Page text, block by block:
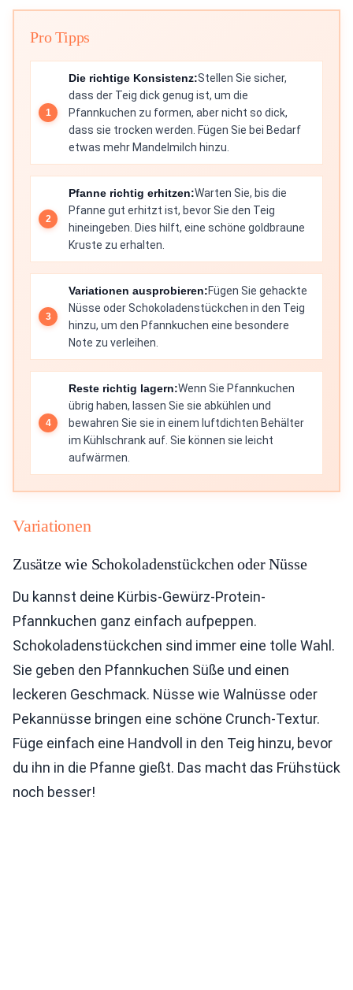
Pro Tipps
Die richtige Konsistenz:Stellen Sie sicher,
dass der Teig dick genug ist, um die
Pfannkuchen zu formen, aber nicht so dick,
dass sie trocken werden. Fügen Sie bei Bedarf
etwas mehr Mandelmilch hinzu.
Pfanne richtig erhitzen:Warten Sie, bis die
Pfanne gut erhitzt ist, bevor Sie den Teig
hineingeben. Dies hilft, eine schöne goldbraune
Kruste zu erhalten.
Variationen ausprobieren:Fügen Sie gehackte
Nüsse oder Schokoladenstückchen in den Teig
hinzu, um den Pfannkuchen eine besondere
Note zu verleihen.
Reste richtig lagern:Wenn Sie Pfannkuchen
übrig haben, lassen Sie sie abkühlen und
bewahren Sie sie in einem luftdichten Behälter
im Kühlschrank auf. Sie können sie leicht
aufwärmen.
Variationen
Zusätze wie Schokoladenstückchen oder Nüsse
Du kannst deine Kürbis-Gewürz-Protein-
Pfannkuchen ganz einfach aufpeppen.
Schokoladenstückchen sind immer eine tolle Wahl.
Sie geben den Pfannkuchen Süße und einen
leckeren Geschmack. Nüsse wie Walnüsse oder
Pekannüsse bringen eine schöne Crunch-Textur.
Füge einfach eine Handvoll in den Teig hinzu, bevor
du ihn in die Pfanne gießt. Das macht das Frühstück
noch besser!